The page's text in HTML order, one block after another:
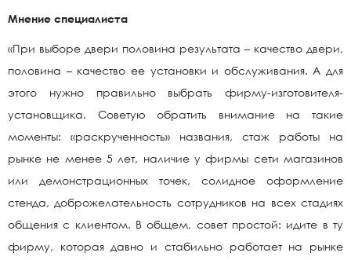
Мнение специалиста
«При выборе двери половина результата – качество двери,
половина – качество ее установки и обслуживания. А для
этого нужно правильно выбрать фирму-изготовителя-
установщика. Советую обратить внимание на такие
моменты: «раскрученность» названия, стаж работы на
рынке не менее 5 лет, наличие у фирмы сети магазинов
или демонстрационных точек, солидное оформление
стенда, доброжелательность сотрудников на всех стадиях
общения с клиентом. В общем, совет простой: идите в ту
фирму, которая давно и стабильно работает на рынке